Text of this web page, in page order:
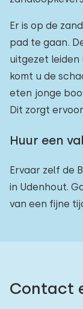
Er is op de
pad te gaan.
uitgezet leiden
komt u de
eten jonge
Dit zorgt
Huur een
Ervaar zelf de
in Udenhout.
van een fijne
Contact